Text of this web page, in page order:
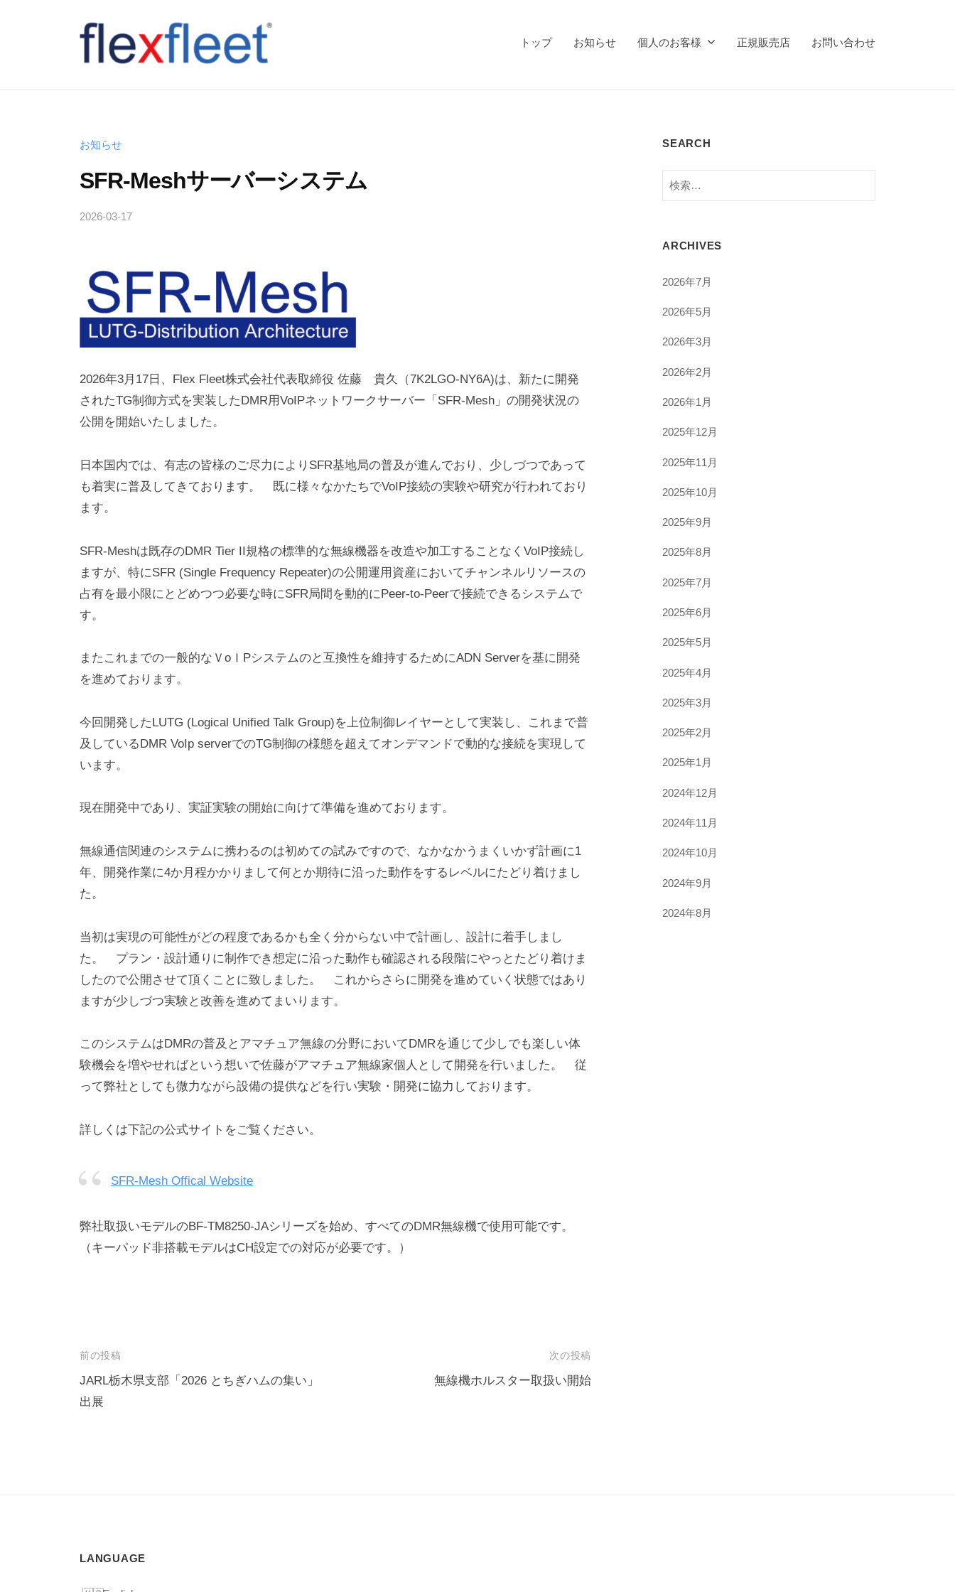
x
F
l
e
C
o
L
t
d
トップ お知らせ 個人のお客様 正規販売店 お問い合わせ
お知らせ
SFR-Meshサーバーシステム
2026-03-17
a
k
a
h
i
S
a
o
2026年3月17日、Flex Fleet株式会社代表取締役 佐藤 貴久（7K2LGO-NY6A)は、新たに開発
されたTG制御方式を実装したDMR用VoIPネットワークサーバー「SFR-Mesh」の開発状況の
公開を開始いたしました。
日本国内では、有志の皆様のご尽力によりSFR基地局の普及が進んでおり、少しづつであって
も着実に普及してきております。 既に様々なかたちでVoIP接続の実験や研究が行われており
ます。
SFR-Meshは既存のDMR Tier II規格の標準的な無線機器を改造や加工することなくVoIP接続し
ますが、特にSFR (Single Frequency Repeater)の公開運用資産においてチャンネルリソースの
占有を最小限にとどめつつ必要な時にSFR局間を動的にPeer-to-Peerで接続できるシステムで
す。
またこれまでの一般的なＶoＩPシステムのと互換性を維持するためにADN Serverを基に開発
を進めております。
今回開発したLUTG (Logical Unified Talk Group)を上位制御レイヤーとして実装し、これまで普
及しているDMR VoIp serverでのTG制御の様態を超えてオンデマンドで動的な接続を実現して
います。
現在開発中であり、実証実験の開始に向けて準備を進めております。
無線通信関連のシステムに携わるのは初めての試みですので、なかなかうまくいかず計画に1
年、開発作業に4か月程かかりまして何とか期待に沿った動作をするレベルにたどり着けまし
た。
当初は実現の可能性がどの程度であるかも全く分からない中で計画し、設計に着手しまし
た。 プラン・設計通りに制作でき想定に沿った動作も確認される段階にやっとたどり着けま
したので公開させて頂くことに致しました。 これからさらに開発を進めていく状態ではあり
ますが少しづつ実験と改善を進めてまいります。
このシステムはDMRの普及とアマチュア無線の分野においてDMRを通じて少しでも楽しい体
験機会を増やせればという想いで佐藤がアマチュア無線家個人として開発を行いました。 従
って弊社としても微力ながら設備の提供などを行い実験・開発に協力しております。
詳しくは下記の公式サイトをご覧ください。
SFR-Mesh Offical Website
弊社取扱いモデルのBF-TM8250-JAシリーズを始め、すべてのDMR無線機で使用可能です。
（キーパッド非搭載モデルはCH設定での対応が必要です。）
投
稿
ナ
前の投稿
JARL栃木県支部「2026 とちぎハムの集い」
出展
次の投稿
無線機ホルスター取扱い開始
SEARCH
検
索:
ARCHIVES
2026年7月
2026年5月
2026年3月
2026年2月
2026年1月
2025年12月
2025年11月
2025年10月
2025年9月
2025年8月
2025年7月
2025年6月
2025年5月
2025年4月
2025年3月
2025年2月
2025年1月
2024年12月
2024年11月
2024年10月
2024年9月
2024年8月
LANGUAGE